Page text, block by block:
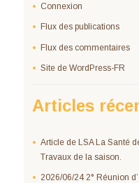
Connexion
Flux des publications
Flux des commentaires
Site de WordPress-FR
Articles
Article de LSA La Santé
Travaux de la saison.
2026/06/24 2° Réunion